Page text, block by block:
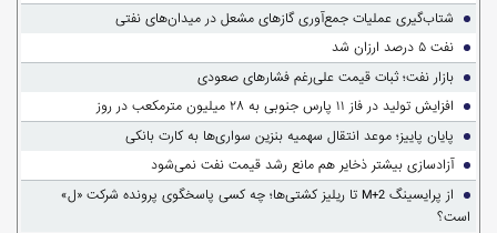
شتاب‌گیری عملیات جمع‌آوری گازهای مشعل در میدان‌های نفتی
نفت ۵ درصد ارزان شد
بازار نفت؛ ثبات قیمت علی‌رغم فشارهای صعودی
افزایش تولید در فاز ۱۱ پارس جنوبی به ۲۸ میلیون مترمکعب در روز
پایان پاییز؛ موعد انتقال سهمیه بنزین سواری‌ها به کارت بانکی
آزادسازی بیشتر ذخایر هم مانع رشد قیمت نفت نمی‌شود
از پرایسینگ M+2 تا ریلیز کشتی‌ها؛ چه کسی پاسخگوی پرونده شرکت «ل»
است؟